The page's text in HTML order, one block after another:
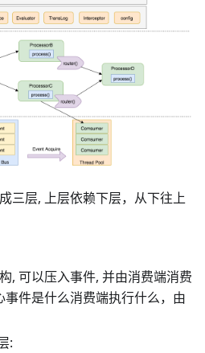
三层, 上层依赖下层，从下往上
, 可以压入事件, 并由消费端消费
事件是什么消费端执行什么，由
: